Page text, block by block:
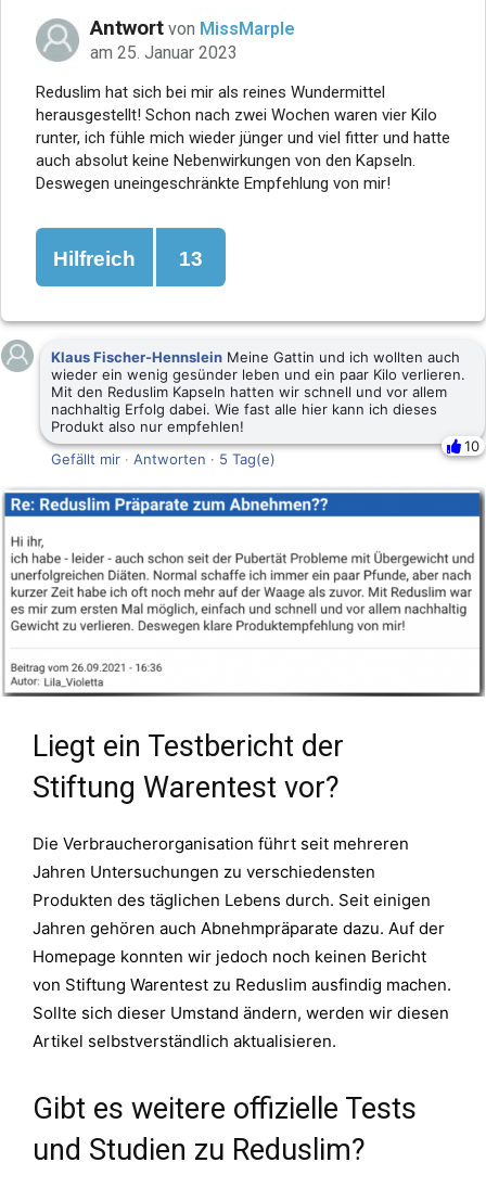
Antwort von MissMarple
am 25. Januar 2023
Reduslim hat sich bei mir als reines Wundermittel
herausgestellt! Schon nach zwei Wochen waren vier Kilo
runter, ich fühle mich wieder jünger und viel fitter und hatte
auch absolut keine Nebenwirkungen von den Kapseln.
Deswegen uneingeschränkte Empfehlung von mir!
Hilfreich 13
Klaus Fischer-Hennslein Meine Gattin und ich wollten auch
wieder ein wenig gesünder leben und ein paar Kilo verlieren.
Mit den Reduslim Kapseln hatten wir schnell und vor allem
nachhaltig Erfolg dabei. Wie fast alle hier kann ich dieses
Produkt also nur empfehlen!
10
Gefällt mir · Antworten · 5 Tag(e)
Liegt ein Testbericht der
Stiftung Warentest vor?
Die Verbraucherorganisation führt seit mehreren
Jahren Untersuchungen zu verschiedensten
Produkten des täglichen Lebens durch. Seit einigen
Jahren gehören auch Abnehmpräparate dazu. Auf der
Homepage konnten wir jedoch noch keinen Bericht
von Stiftung Warentest zu Reduslim ausfindig machen.
Sollte sich dieser Umstand ändern, werden wir diesen
Artikel selbstverständlich aktualisieren.
Gibt es weitere offizielle Tests
und Studien zu Reduslim?